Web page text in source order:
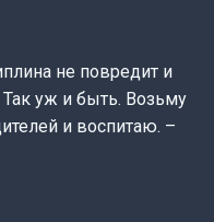
не повредит и
Так уж и быть. Возьму
и воспитаю. –